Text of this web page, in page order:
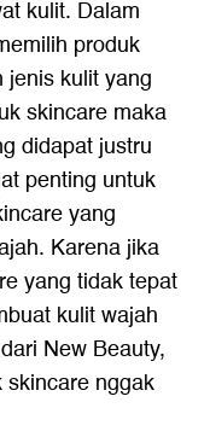
kulit. Dalam
produk
kulit yang
skincare maka
didapat justru
penting untuk
yang
Karena jika
yang tidak tepat
kulit wajah
New Beauty,
nggak